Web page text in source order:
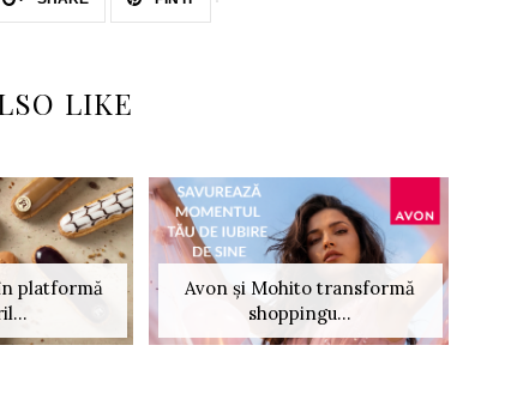
LIKE
platformă
Avon și Mohito transformă
shoppingu...